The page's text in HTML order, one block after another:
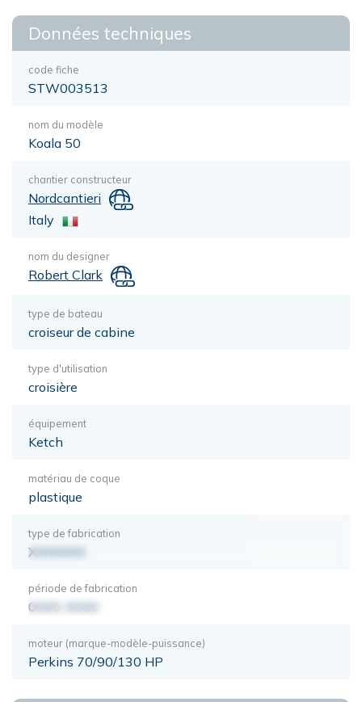
Données techniques
code fiche
STW003513
nom du modèle
Koala 50
chantier constructeur
Nordcantieri
Italy
nom du designer
Robert Clark
type de bateau
croiseur de cabine
type d'utilisation
croisière
équipement
Ketch
matériau de coque
plastique
type de fabrication
XXXXXXX
période de fabrication
0000-0000
moteur (marque-modèle-puissance)
Perkins 70/90/130 HP